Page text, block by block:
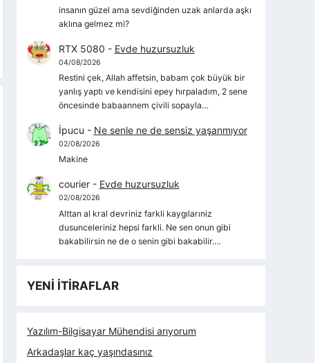
insanın güzel ama sevdiğinden uzak anlarda aşkı
aklına gelmez mi?
RTX 5080 - Evde huzursuzluk
04/08/2026
Restini çek, Allah affetsin, babam çok büyük bir
yanlış yaptı ve kendisini epey hırpaladım, 2 sene
öncesinde babaannem çivili sopayla…
İpucu - Ne senle ne de sensiz yaşanmıyor
02/08/2026
Makine
courier- Evde huzursuzluk
02/08/2026
Alttan al kral devriniz farkli kaygılarıniz
dusunceleriniz hepsi farkli. Ne sen onun gibi
bakabilirsin ne de o senin gibi bakabilir.…
YENİ İTİRAFLAR
Yazılım-Bilgisayar Mühendisi arıyorum
Arkadaşlar kaç yaşındasınız